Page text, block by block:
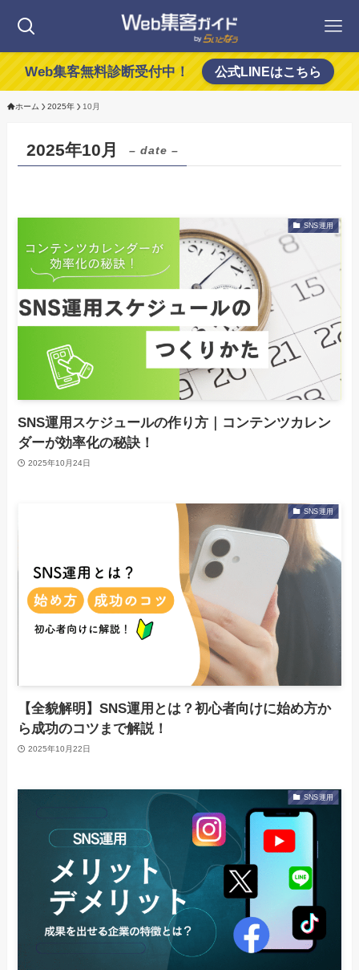
Web集客無料診断受付中！ 公式LINEはこちら
ホーム 2025年 10月
2025年10月 – date –
SNS運用
SNS運用スケジュールの作り方｜コンテンツカレン
ダーが効率化の秘訣！
2025年10月24日
SNS運用
【全貌解明】SNS運用とは？初心者向けに始め方か
ら成功のコツまで解説！
2025年10月22日
SNS運用